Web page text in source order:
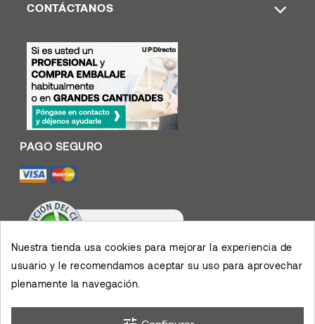
CONTÁCTANOS
×
Valoración De Clientes
Muy contento con el
servicio y los productos,
agradezco su eficiencia.
Opinión De Clientes
Nuestra tienda usa cookies para mejorar la experiencia de
usuario y le recomendamos aceptar su uso para aprovechar
plenamente la navegación.